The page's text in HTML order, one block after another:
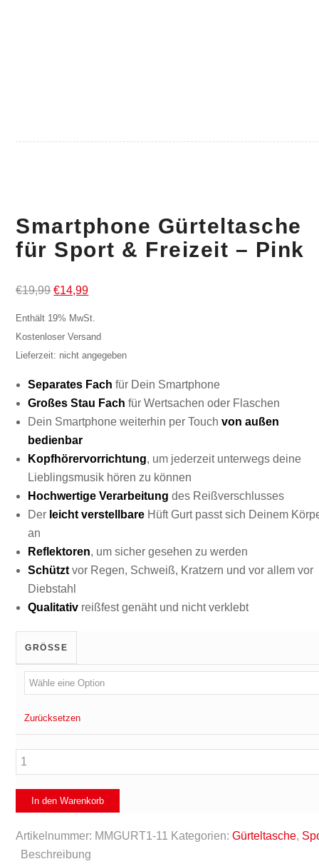
Smartphone Gürteltasche
für Sport & Freizeit – Pink
€19,99 Ursprünglicher
€14,99Aktueller
Enthält 19% MwSt.
Kostenloser Versand
Lieferzeit: nicht angegeben
Separates Fach für Dein Smartphone
Großes Stau Fach für Wertsachen oder Flaschen
Dein Smartphone weiterhin per Touchvon außen
bedienbar
Kopfhörervorrichtung, um jederzeit unterwegs deine
Lieblingsmusik hören zu können
Hochwertige Verarbeitung des Reißverschlusses
Der leicht verstellbare Hüft Gurt passt sich Deinem
an
Reflektoren, um sicher gesehen zu werden
Schützt vor Regen, Schweiß, Kratzern und vor allem vor
Diebstahl
Qualitativ reißfest genäht und nicht verklebt
GRÖSSE
Zurücksetzen
Smartphone
Gürteltasche
Sport
&
Freizeit
In den Warenkorb
Artikelnummer: MMGURT1-11 Kategorien:Gürteltasche,
Beschreibung